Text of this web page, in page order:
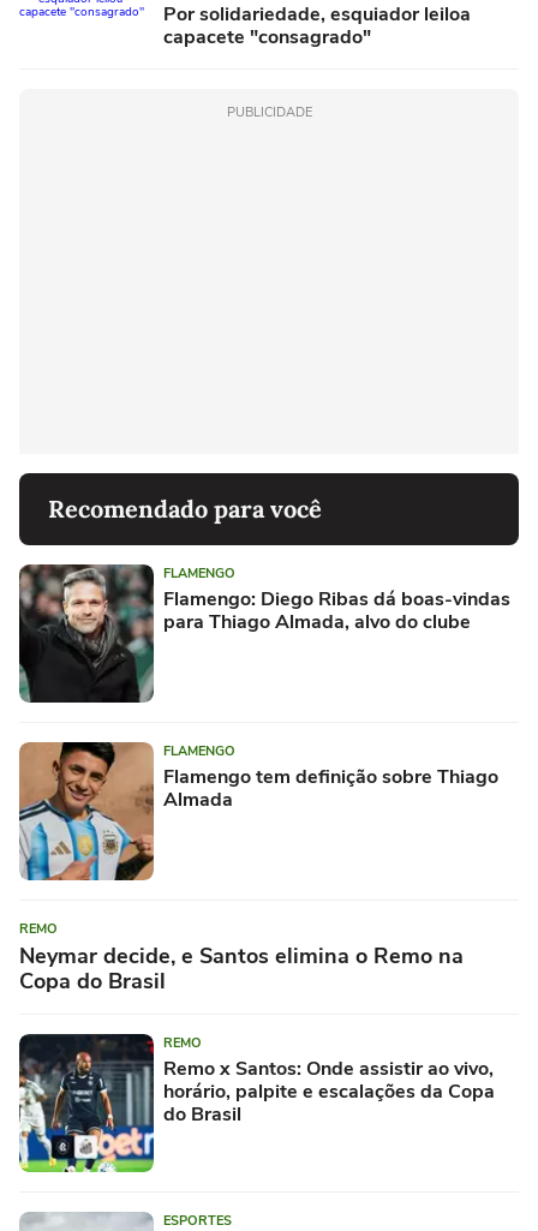
Por solidariedade, esquiador leiloa
capacete "consagrado"
PUBLICIDADE
Recomendado para você
FLAMENGO
Flamengo: Diego Ribas dá boas-vindas
para Thiago Almada, alvo do clube
FLAMENGO
Flamengo tem definição sobre Thiago
Almada
REMO
Neymar decide, e Santos elimina o Remo na
Copa do Brasil
REMO
Remo x Santos: Onde assistir ao vivo,
horário, palpite e escalações da Copa
do Brasil
ESPORTES